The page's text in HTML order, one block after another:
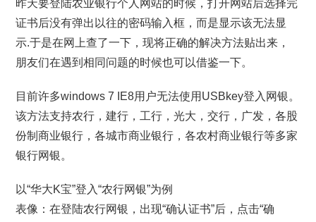
昨天要登陆农业银行个人网站的时候，打开网站后选择完
证书后没有弹出以往的密码输入框，而是显示该无法显
示.于是在网上查了一下，现将正确的解决方法贴出来，
朋友们在遇到相同问题的时候也可以借鉴一下。
目前许多windows 7 IE8用户无法使用USBkey登入网银。
该方法支持农行，建行，工行，光大，交行，广发，各股
份制商业银行，各城市商业银行，各农村商业银行等多家
银行网银。
以“华大K宝”登入“农行网银”为例
表像：在登陆农行网银，出现“确认证书”后，点击“确